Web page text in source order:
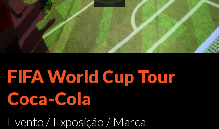
FIFA World Cup Tour
Coca-Cola
Evento / Exposição / Marca